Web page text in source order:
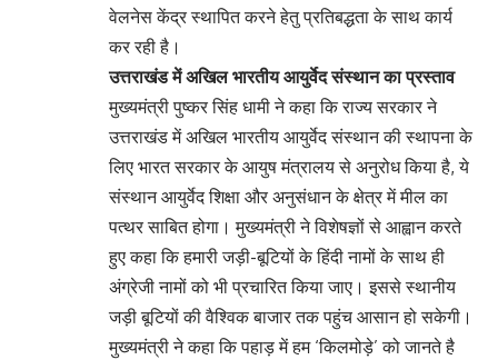
वेलनेस केंद्र स्थापित करने हेतु प्रतिबद्धता के साथ कार्य
कर रही है।
उत्तराखंड में अखिल भारतीय आयुर्वेद संस्थान का प्रस्ताव
मुख्यमंत्री पुष्कर सिंह धामी ने कहा कि राज्य सरकार ने
उत्तराखंड में अखिल भारतीय आयुर्वेद संस्थान की स्थापना के
लिए भारत सरकार के आयुष मंत्रालय से अनुरोध किया है, ये
संस्थान आयुर्वेद शिक्षा और अनुसंधान के क्षेत्र में मील का
पत्थर साबित होगा। मुख्यमंत्री ने विशेषज्ञों से आह्वान करते
हुए कहा कि हमारी जड़ी-बूटियों के हिंदी नामों के साथ ही
अंग्रेजी नामों को भी प्रचारित किया जाए। इससे स्थानीय
जड़ी बूटियों की वैश्विक बाजार तक पहुंच आसान हो सकेगी।
मुख्यमंत्री ने कहा कि पहाड़ में हम ‘किलमोड़े’ को जानते है